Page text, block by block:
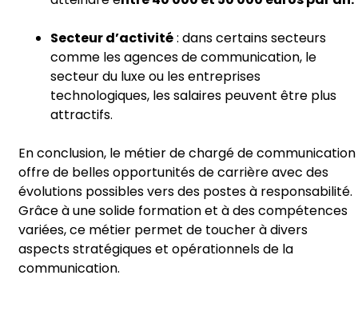
Secteur d’activité: dans certains secteurs
comme les agences de communication, le
secteur du luxe ou les entreprises
technologiques, les salaires peuvent être plus
attractifs.
En conclusion, le métier de chargé de communication
offre de belles opportunités de carrière avec des
évolutions possibles vers des postes à responsabilité.
Grâce à une solide formation et à des compétences
variées, ce métier permet de toucher à divers
aspects stratégiques et opérationnels de la
communication.